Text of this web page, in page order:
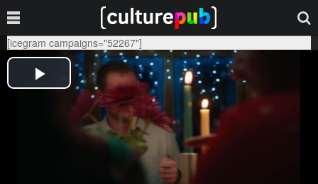
[icegram campaigns="52267"]